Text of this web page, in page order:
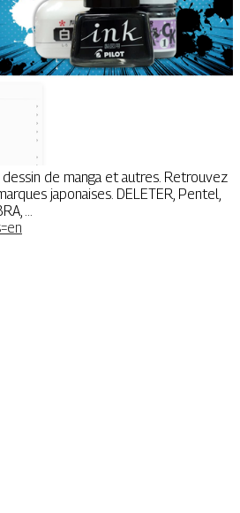
de manga et autres. Retrouvez
japonaises. DELETER, Pentel,
...